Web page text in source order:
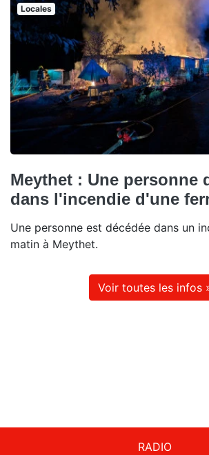
Locales
Meythet : Une personne
dans l'incendie d'une
Une personne est décédée dans un
matin à Meythet.
Voir toutes les infos
RADIO